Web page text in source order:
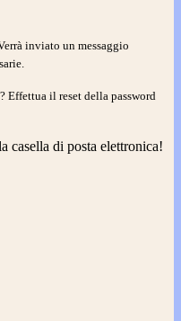
inviato un messaggio
Effettua il reset della password
casella di posta elettronica!